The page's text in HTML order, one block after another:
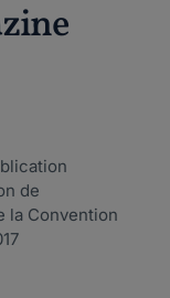
de
la Convention